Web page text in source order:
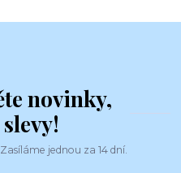
novinky,
jednou za 14 dní.